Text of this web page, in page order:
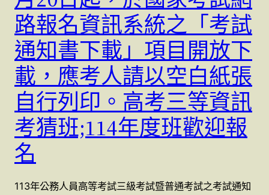
路報名資訊系統之「考試
通知書下載」項目開放下
載，應考人請以空白紙張
自行列印。高考三等資訊
考猜班;114年度班歡迎報
名
113年公務人員高等考試三級考試暨普通考試之考試通知